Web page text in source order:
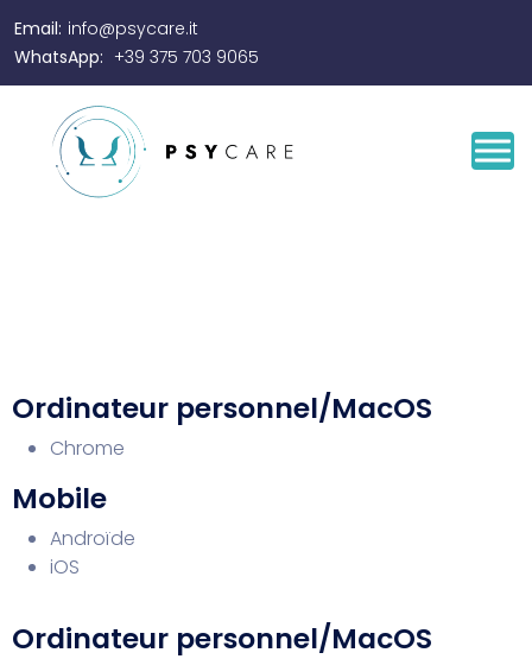
Email: info@psycare.it
WhatsApp: +39 375 703 9065
Ordinateur personnel/MacOS
Chrome
Mobile
Androïde
iOS
Ordinateur personnel/MacOS